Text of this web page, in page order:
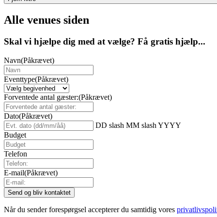
Alle venues siden
Skal vi hjælpe dig med at vælge? Få gratis hjælp...
Navn(Påkrævet)
Eventtype(Påkrævet)
Forventede antal gæster:(Påkrævet)
Dato(Påkrævet)
DD slash MM slash YYYY
Budget
Telefon
E-mail(Påkrævet)
Når du sender forespørgsel accepterer du samtidig vores